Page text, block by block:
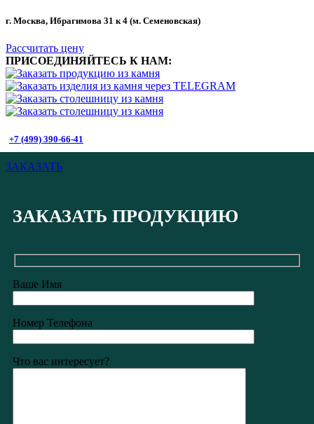
г. Москва, Ибрагимова 31 к 4 (м. Семеновская)
Рассчитать цену
ПРИСОЕДИНЯЙТЕСЬ К НАМ:
+7 (499) 390-66-41
ЗАКАЗАТЬ
ЗАКАЗАТЬ ПРОДУКЦИЮ
Ваше Имя
Номер Телефона
Что вас интересует?